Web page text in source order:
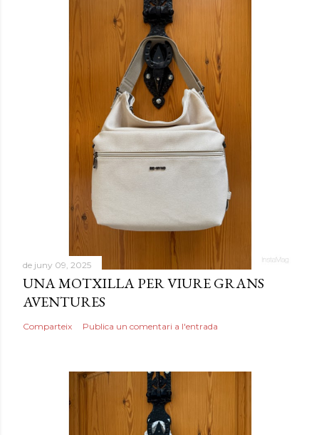
de juny 09, 2025
UNA MOTXILLA PER VIURE GRANS
AVENTURES
Comparteix Publica un comentari a l'entrada